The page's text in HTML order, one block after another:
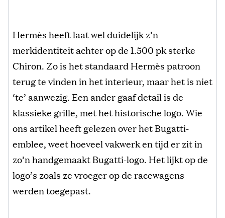
Hermès heeft laat wel duidelijk z’n
merkidentiteit achter op de 1.500 pk sterke
Chiron. Zo is het standaard Hermès patroon
terug te vinden in het interieur, maar het is niet
‘te’ aanwezig. Een ander gaaf detail is de
klassieke grille, met het historische logo. Wie
ons artikel heeft gelezen over het Bugatti-
emblee, weet hoeveel vakwerk en tijd er zit in
zo’n handgemaakt Bugatti-logo. Het lijkt op de
logo’s zoals ze vroeger op de racewagens
werden toegepast.